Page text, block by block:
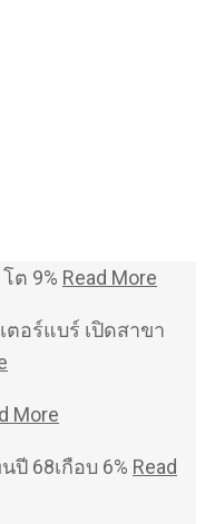
ต 9% Read More
ตอร์แบร์ เปิดสาขา
More
68เกือบ 6% Read